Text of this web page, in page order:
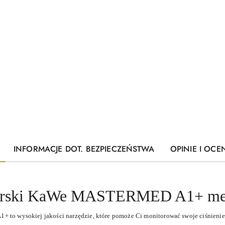
INFORMACJE DOT. BEZPIECZEŃSTWA OPINIE I
KaWe MASTERMED A1+
to wysokiej jakości narzędzie, które pomoże Ci monitorować swoje